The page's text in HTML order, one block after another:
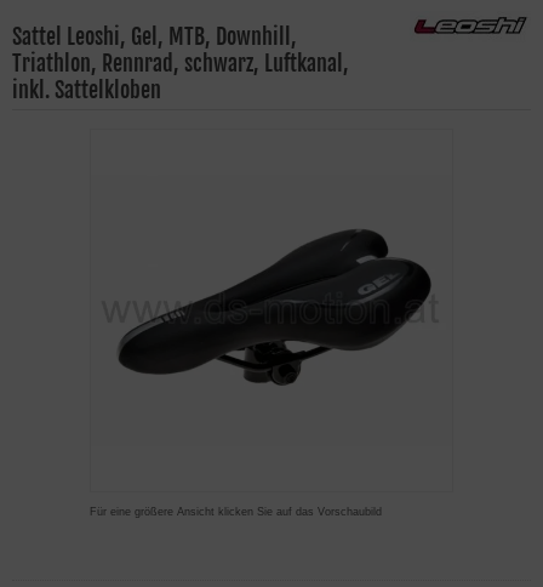
Sattel Leoshi, Gel, MTB, Downhill,
Triathlon, Rennrad, schwarz, Luftkanal,
inkl. Sattelkloben
Für eine größere Ansicht klicken Sie auf das Vorschaubild